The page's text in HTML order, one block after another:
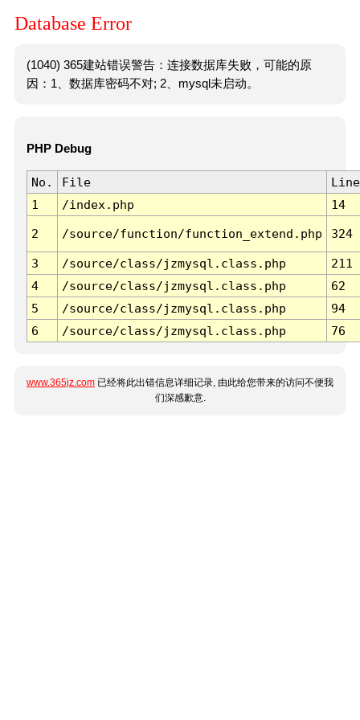
Database Error
(1040) 365建站错误警告：连接数据库失败，可能的原
因：1、数据库密码不对; 2、mysql未启动。
PHP Debug
No. File
Line
1
/index.php 14
2 /source/function/function_extend.php 324
3 /source/class/jzmysql.class.php
211
4
/source/class/jzmysql.class.php
62
5
/source/class/jzmysql.class.php
94
6
/source/class/jzmysql.class.php 76
www.365jz.com 已经将此出错信息详细记录, 由此给您带来的访问不便我
们深感歉意.